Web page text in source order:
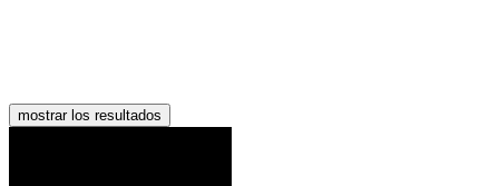
mostrar los resultados